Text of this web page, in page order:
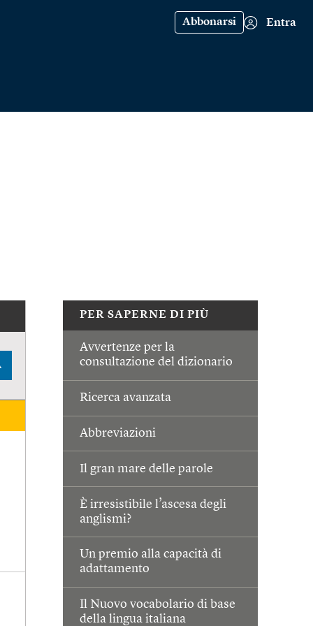
Abbonarsi Entra
PER SAPERNE DI PIÙ
Avvertenze per la
consultazione del dizionario
Ricerca avanzata
Abbreviazioni
Il gran mare delle parole
È irresistibile l’ascesa degli
anglismi?
Un premio alla capacità di
adattamento
Il Nuovo vocabolario di base
della lingua italiana